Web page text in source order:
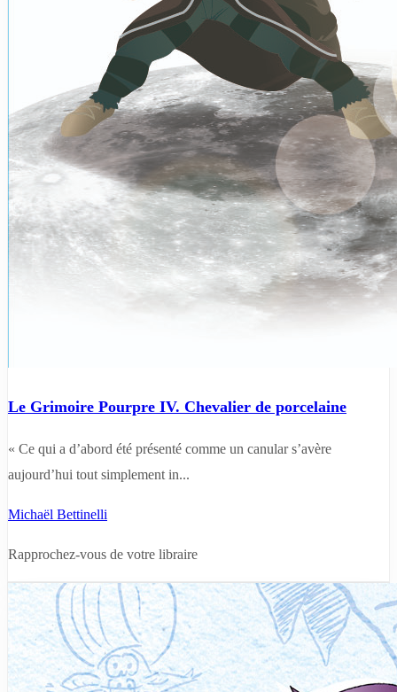
Le Grimoire Pourpre IV. Chevalier de porcelaine
« Ce qui a d’abord été présenté comme un canular s’avère
aujourd’hui tout simplement in...
Michaël Bettinelli
Rapprochez-vous de votre libraire